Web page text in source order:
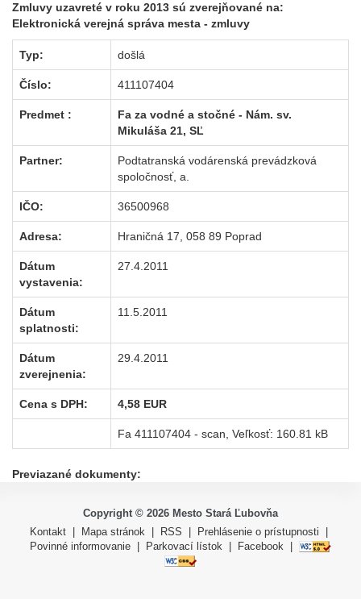
Zmluvy uzavreté v roku 2013 sú zverejňované na:
Elektronická verejná správa mesta - zmluvy
Typ: došlá
Číslo: 411107404
Predmet :
Fa za vodné a stočné - Nám. sv.
Mikuláša 21, SĽ
Partner:
Podtatranská vodárenská prevádzková
spoločnosť, a.
IČO: 36500968
Adresa: Hraničná 17, 058 89 Poprad
Dátum
vystavenia:
27.4.2011
Dátum
splatnosti:
11.5.2011
Dátum
zverejnenia:
29.4.2011
Cena s DPH: 4,58 EUR
Fa 411107404 - scan , Veľkosť: 160.81 kB
Previazané dokumenty:
Copyright © 2026 Mesto Stará Ľubovňa
Kontakt
Mapa stránok RSS Prehlásenie o prístupnosti
Povinné informovanie
Parkovací lístok Facebook